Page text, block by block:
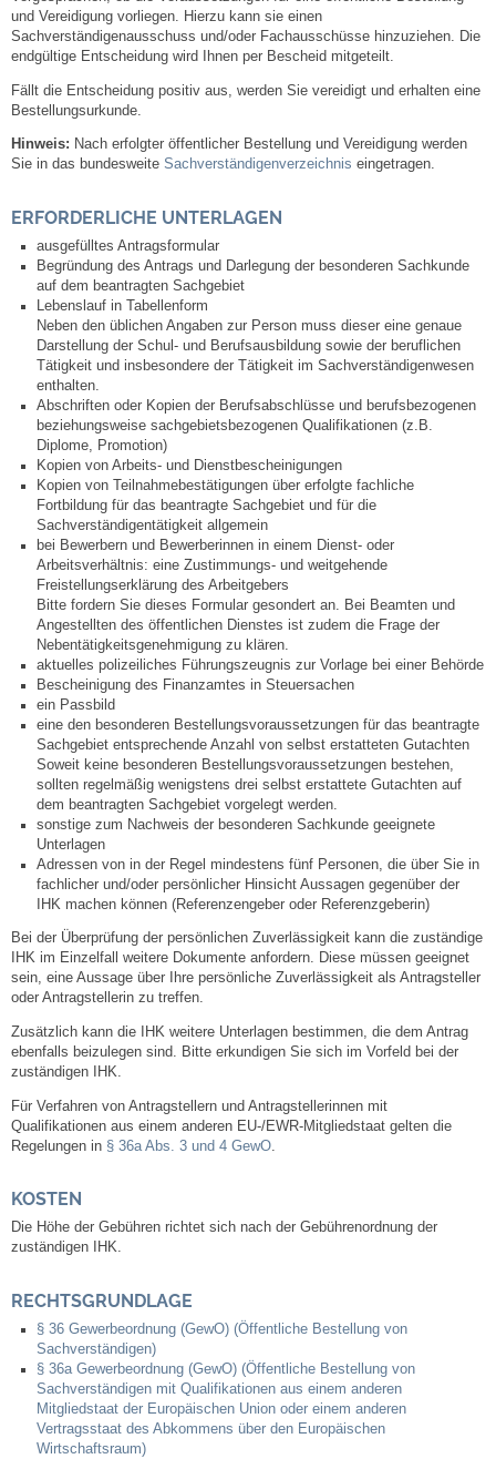
Kommunale Wärmeplanung
Betreuung & Bildung
Kindergärten
Musikschule
Kirchen & Religionen
Evangelische Kirchengemeinde
Katholische Kirchengemeinde
Neuapostolische Kirche
Hallen & Säle
Gemeindehalle
Sporthalle Greuth
Schulturnhalle
Hallen- und Raumreservierung
Soziale Einrichtungen
Freizeit
Veranstaltungen & Feste
Hasenropferfest
Bücherei
Veranstaltungen
Skating-/Streetballanlage
Jugendhaus
und Vereidigung vorliegen. Hierzu kann sie einen
Sachverständigenausschuss und/oder Fachausschüsse hinzuziehen. Die
endgültige Entscheidung wird Ihnen per Bescheid mitgeteilt.
Fällt die Entscheidung positiv aus, werden Sie vereidigt und erhalten eine
Bestellungsurkunde.
Hinweis: Nach erfolgter öffentlicher Bestellung und Vereidigung werden
Sie in das bundesweite Sachverständigenverzeichnis eingetragen.
ERFORDERLICHE UNTERLAGEN
ausgefülltes Antragsformular
Begründung des Antrags und Darlegung der besonderen Sachkunde
auf dem beantragten Sachgebiet
Lebenslauf in Tabellenform
Neben den üblichen Angaben zur Person muss dieser eine genaue
Darstellung der Schul- und Berufsausbildung sowie der beruflichen
Tätigkeit und insbesondere der Tätigkeit im Sachverständigenwesen
enthalten.
Abschriften oder Kopien der Berufsabschlüsse und berufsbezogenen
beziehungsweise sachgebietsbezogenen Qualifikationen (z.B.
Diplome, Promotion)
Kopien von Arbeits- und Dienstbescheinigungen
Kopien von Teilnahmebestätigungen über erfolgte fachliche
Fortbildung für das beantragte Sachgebiet und für die
Sachverständigentätigkeit allgemein
bei Bewerbern und Bewerberinnen in einem Dienst- oder
Arbeitsverhältnis: eine Zustimmungs- und weitgehende
Freistellungserklärung des Arbeitgebers
Bitte fordern Sie dieses Formular gesondert an. Bei Beamten und
Angestellten des öffentlichen Dienstes ist zudem die Frage der
Nebentätigkeitsgenehmigung zu klären.
aktuelles polizeiliches Führungszeugnis zur Vorlage bei einer Behörde
Bescheinigung des Finanzamtes in Steuersachen
ein Passbild
eine den besonderen Bestellungsvoraussetzungen für das beantragte
Sachgebiet entsprechende Anzahl von selbst erstatteten Gutachten
Soweit keine besonderen Bestellungsvoraussetzungen bestehen,
sollten regelmäßig wenigstens drei selbst erstattete Gutachten auf
dem beantragten Sachgebiet vorgelegt werden.
sonstige zum Nachweis der besonderen Sachkunde geeignete
Unterlagen
Adressen von in der Regel mindestens fünf Personen, die über Sie in
fachlicher und/oder persönlicher Hinsicht Aussagen gegenüber der
IHK machen können (Referenzengeber oder Referenzgeberin)
Bei der Überprüfung der persönlichen Zuverlässigkeit kann die zuständige
IHK im Einzelfall weitere Dokumente anfordern. Diese müssen geeignet
sein, eine Aussage über Ihre persönliche Zuverlässigkeit als Antragsteller
oder Antragstellerin zu treffen.
Zusätzlich kann die IHK weitere Unterlagen bestimmen, die dem Antrag
ebenfalls beizulegen sind. Bitte erkundigen Sie sich im Vorfeld bei der
zuständigen IHK.
Für Verfahren von Antragstellern und Antragstellerinnen mit
Qualifikationen aus einem anderen EU-/EWR-Mitgliedstaat gelten die
Regelungen in § 36a Abs. 3 und 4 GewO
KOSTEN
Die Höhe der Gebühren richtet sich nach der Gebührenordnung der
zuständigen IHK.
RECHTSGRUNDLAGE
§ 36 Gewerbeordnung (GewO) (Öffentliche Bestellung von
Sachverständigen)
§ 36a Gewerbeordnung (GewO) (Öffentliche Bestellung von
Sachverständigen mit Qualifikationen aus einem anderen
Mitgliedstaat der Europäischen Union oder einem anderen
Vertragsstaat des Abkommens über den Europäischen
Wirtschaftsraum)